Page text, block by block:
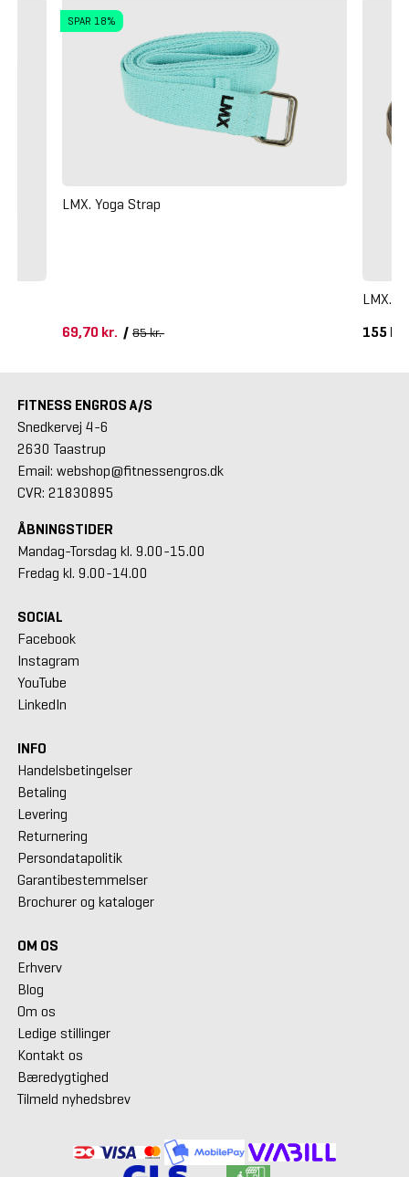
SPAR 18%
LMX. Yoga Strap
69,70 kr. / 85 kr.
LMX.
155 kr.
FITNESS ENGROS A/S
Snedkervej 4-6
2630 Taastrup
Email: webshop@fitnessengros.dk
CVR: 21830895
ÅBNINGSTIDER
Mandag-Torsdag kl. 9.00-15.00
Fredag kl. 9.00-14.00
SOCIAL
Facebook
Instagram
YouTube
LinkedIn
INFO
Handelsbetingelser
Betaling
Levering
Returnering
Persondatapolitik
Garantibestemmelser
Brochurer og kataloger
OM OS
Erhverv
Blog
Om os
Ledige stillinger
Kontakt os
Bæredygtighed
Tilmeld nyhedsbrev